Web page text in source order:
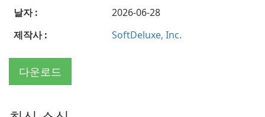
날자 :
2026-06-28
제작사 :
SoftDeluxe, Inc.
다운로드